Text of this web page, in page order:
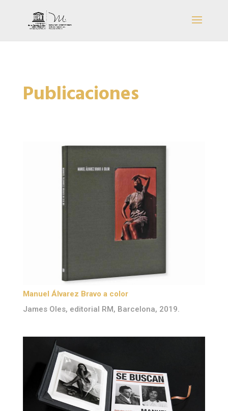
Publicaciones
Manuel Álvarez Bravo a color
James Oles, editorial RM, Barcelona, 2019.